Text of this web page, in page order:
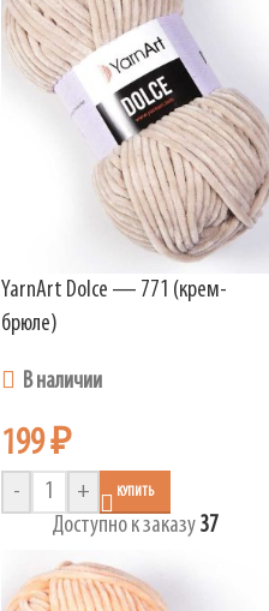
YarnArt Dolce — 771 (крем-
брюле)
В наличии
199₽
- + КУПИТЬ
Доступно к заказу 37